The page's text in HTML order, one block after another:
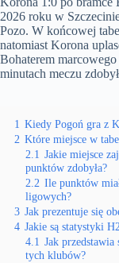
2026 roku w
Pozo. W końcowej
natomiast Korona
Bohaterem
minutach meczu
1 Kiedy Pogoń gra z
2 Które miejsce w
2.1 Jakie miejsce
punktów zdobyła?
2.2 Ile punktów
ligowych?
3 Jak prezentuje się
4 Jakie są statystyki
4.1 Jak
tych klubów?